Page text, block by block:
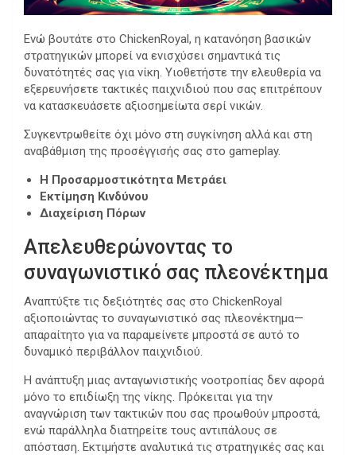
Ενώ βουτάτε στο ChickenRoyal, η κατανόηση βασικών
στρατηγικών μπορεί να ενισχύσει σημαντικά τις
δυνατότητές σας για νίκη. Υιοθετήστε την ελευθερία να
εξερευνήσετε τακτικές παιχνιδιού που σας επιτρέπουν
να κατασκευάσετε αξιοσημείωτα σερί νικών.
Συγκεντρωθείτε όχι μόνο στη συγκίνηση αλλά και στη
αναβάθμιση της προσέγγισής σας στο gameplay.
Η Προσαρμοστικότητα Μετράει
Εκτίμηση Κινδύνου
Διαχείριση Πόρων
Απελευθερώνοντας το
συναγωνιστικό σας πλεονέκτημα
Αναπτύξτε τις δεξιότητές σας στο ChickenRoyal
αξιοποιώντας το συναγωνιστικό σας πλεονέκτημα—
απαραίτητο για να παραμείνετε μπροστά σε αυτό το
δυναμικό περιβάλλον παιχνιδιού.
Η ανάπτυξη μιας ανταγωνιστικής νοοτροπίας δεν αφορά
μόνο το επιδίωξη της νίκης. Πρόκειται για την
αναγνώριση των τακτικών που σας προωθούν μπροστά,
ενώ παράλληλα διατηρείτε τους αντιπάλους σε
απόσταση. Εκτιμήστε αναλυτικά τις στρατηγικές σας και